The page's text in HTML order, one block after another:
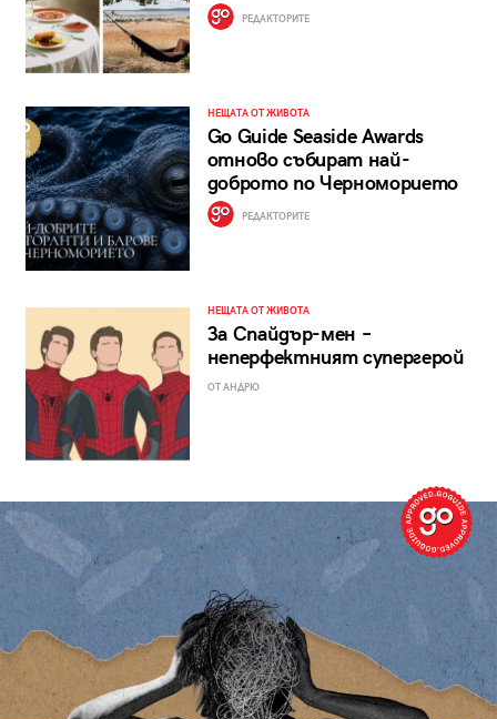
РЕДАКТОРИТЕ
НЕЩАТА ОТ ЖИВОТА
Go Guide Seaside Awards
отново събират най-
доброто по Черноморието
РЕДАКТОРИТЕ
НЕЩАТА ОТ ЖИВОТА
За Спайдър-мен –
неперфектният супергерой
ОТ АНДРЮ